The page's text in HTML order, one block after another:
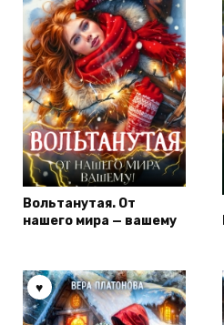
Вольтанутая. От
нашего мира — вашему